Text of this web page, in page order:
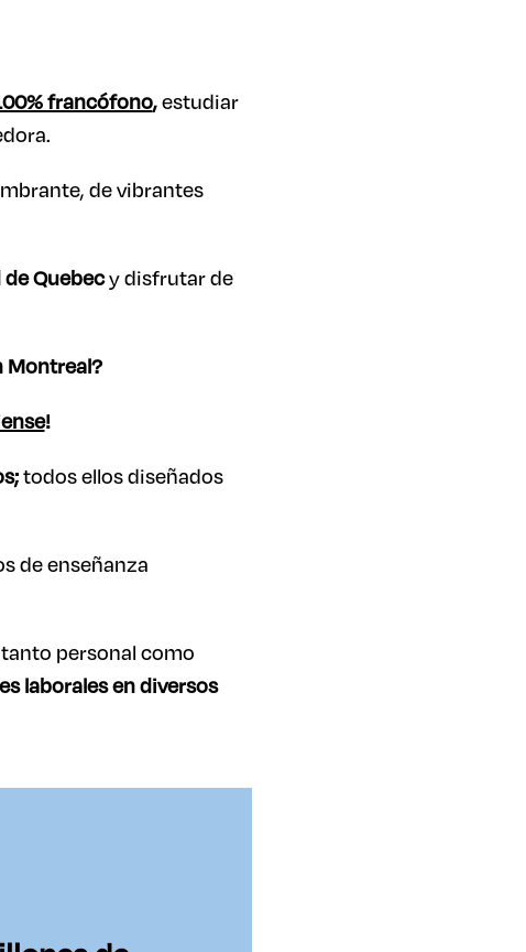
francófono,estudiar
de vibrantes
Quebecy disfrutar de
Montreal?
!
todos ellos diseñados
de enseñanza
personal como
laborales en diversos